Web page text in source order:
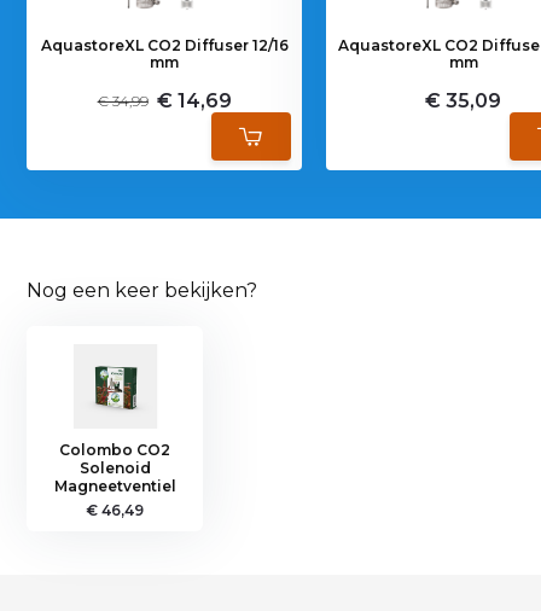
AquastoreXL CO2 Diffuser 12/16
mm
€ 34,99 € 14,69
AquastoreXL CO2
mm
€ 35,09
Nog een keer bekijken?
Colombo CO2
Solenoid
Magneetventiel
€ 46,49